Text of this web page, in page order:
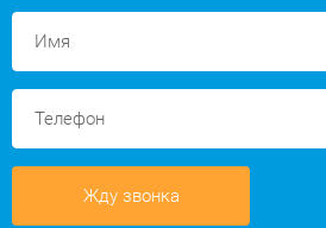
Жду звонка